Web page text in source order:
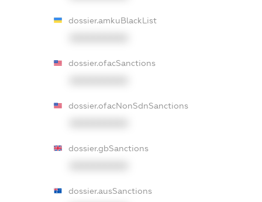
dossier.amkuBlackList
dossier.ofacSanctions
dossier.ofacNonSdnSanctions
dossier.gbSanctions
dossier.ausSanctions